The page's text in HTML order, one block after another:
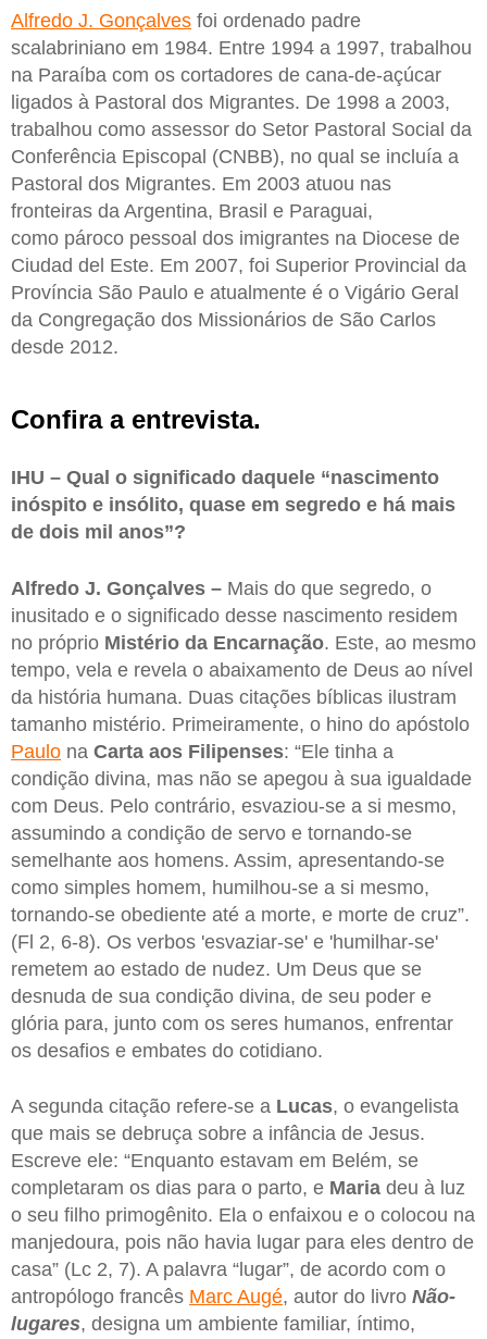
Alfredo J. Gonçalves foi ordenado padre
scalabriniano em 1984. Entre 1994 a 1997, trabalhou
na Paraíba com os cortadores de cana-de-açúcar
ligados à Pastoral dos Migrantes. De 1998 a 2003,
trabalhou como assessor do Setor Pastoral Social da
Conferência Episcopal (CNBB), no qual se incluía a
Pastoral dos Migrantes. Em 2003 atuou nas
fronteiras da Argentina, Brasil e Paraguai,
como pároco pessoal dos imigrantes na Diocese de
Ciudad del Este. Em 2007, foi Superior Provincial da
Província São Paulo e atualmente é o Vigário Geral
da Congregação dos Missionários de São Carlos
desde 2012.
Confira a entrevista.
IHU – Qual o significado daquele “nascimento
inóspito e insólito, quase em segredo e há mais
de dois mil anos”?
Alfredo J. Gonçalves – Mais do que segredo, o
inusitado e o significado desse nascimento residem
no próprio Mistério da Encarnação. Este, ao mesmo
tempo, vela e revela o abaixamento de Deus ao nível
da história humana. Duas citações bíblicas ilustram
tamanho mistério. Primeiramente, o hino do apóstolo
Paulo na Carta aos Filipenses: “Ele tinha a
condição divina, mas não se apegou à sua igualdade
com Deus. Pelo contrário, esvaziou-se a si mesmo,
assumindo a condição de servo e tornando-se
semelhante aos homens. Assim, apresentando-se
como simples homem, humilhou-se a si mesmo,
tornando-se obediente até a morte, e morte de cruz”.
(Fl 2, 6-8). Os verbos 'esvaziar-se' e 'humilhar-se'
remetem ao estado de nudez. Um Deus que se
desnuda de sua condição divina, de seu poder e
glória para, junto com os seres humanos, enfrentar
os desafios e embates do cotidiano.
A segunda citação refere-se a Lucas, o evangelista
que mais se debruça sobre a infância de Jesus.
Escreve ele: “Enquanto estavam em Belém, se
completaram os dias para o parto, e Maria deu à luz
o seu filho primogênito. Ela o enfaixou e o colocou na
manjedoura, pois não havia lugar para eles dentro de
casa” (Lc 2, 7). A palavra “lugar”, de acordo com o
antropólogo francês Marc Augé, autor do livro Não-
lugares, designa um ambiente familiar, íntimo,